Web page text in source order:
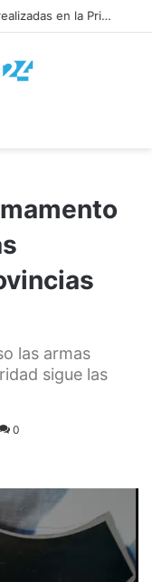
Magdalena Sierra recorrió las obras realizadas en la Primaria 36
las armas
sigue las
0